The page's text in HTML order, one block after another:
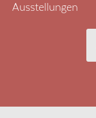
Ausstellungen